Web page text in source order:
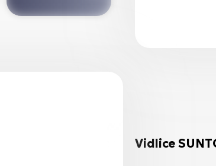
Vidlice